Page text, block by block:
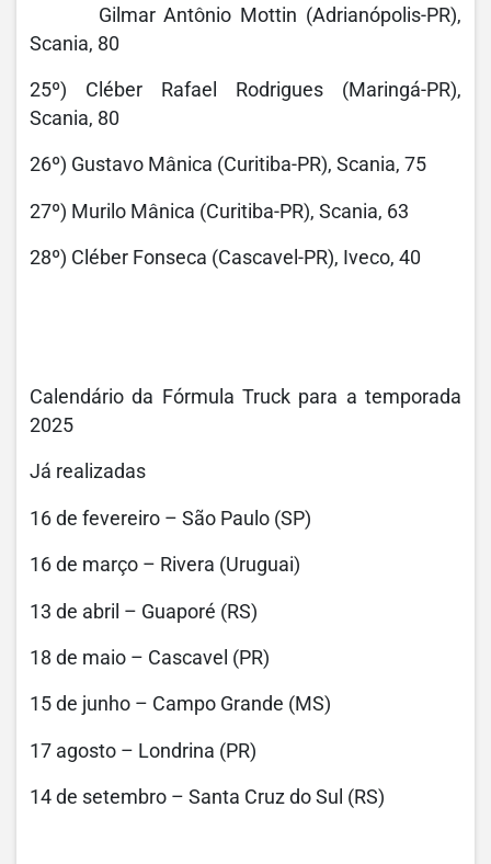
Gilmar Antônio Mottin (Adrianópolis-PR),
Scania, 80
25º) Cléber Rafael Rodrigues (Maringá-PR),
Scania, 80
26º) Gustavo Mânica (Curitiba-PR), Scania, 75
27º) Murilo Mânica (Curitiba-PR), Scania, 63
28º) Cléber Fonseca (Cascavel-PR), Iveco, 40
Calendário da Fórmula Truck para a temporada
2025
Já realizadas
16 de fevereiro – São Paulo (SP)
16 de março – Rivera (Uruguai)
13 de abril – Guaporé (RS)
18 de maio – Cascavel (PR)
15 de junho – Campo Grande (MS)
17 agosto – Londrina (PR)
14 de setembro – Santa Cruz do Sul (RS)